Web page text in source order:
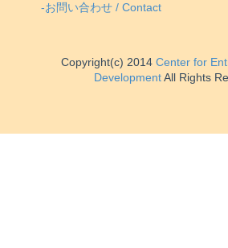
-お問い合わせ / Contact
Copyright(c) 2014 Center for
DevelopmentAll Rights